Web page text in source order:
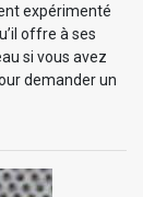
expérimenté
offre à ses
si vous avez
demander un